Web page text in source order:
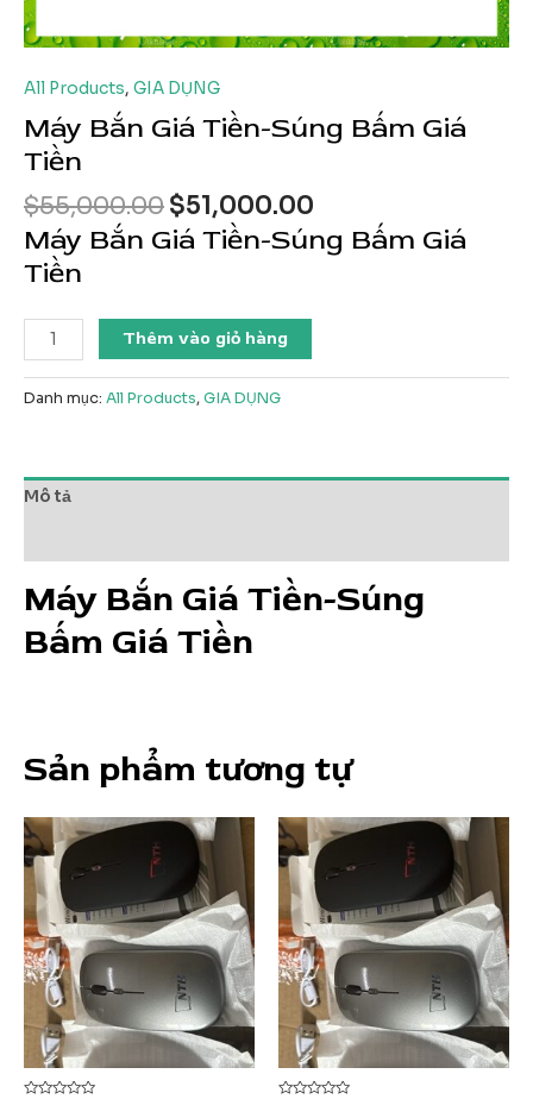
All Products, GIA DỤNG
Máy Bắn Giá Tiền-Súng Bấm Giá
Tiền
$55,000.00Giá
gốc
là:
$51,000.00
hiện
tại
Máy Bắn Giá Tiền-Súng Bấm Giá
Tiền
Máy
Bắn
Giá
Tiền-
Giá
lượng
Thêm vào giỏ hàng
Danh mục: All Products,GIA DỤNG
Mô tả
Máy Bắn Giá Tiền-Súng
Bấm Giá Tiền
Sản phẩm tương tự